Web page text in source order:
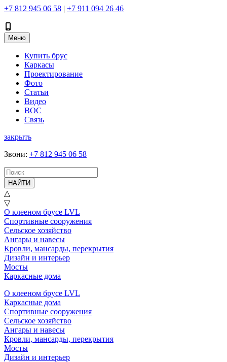
+7 812 945 06 58 | +7 911 094 26 46
Меню
Купить брус
Каркасы
Проектирование
Фото
Статьи
Видео
ВОС
Связь
закрыть
Звони: +7 812 945 06 58
НАЙТИ
△
▽
О клееном брусе LVL
Спортивные сооружения
Сельское хозяйство
Ангары и навесы
Кровли, мансарды, перекрытия
Дизайн и интерьер
Мосты
Каркасные дома
О клееном брусе LVL
Каркасные дома
Спортивные сооружения
Сельское хозяйство
Ангары и навесы
Кровли, мансарды, перекрытия
Мосты
Дизайн и интерьер